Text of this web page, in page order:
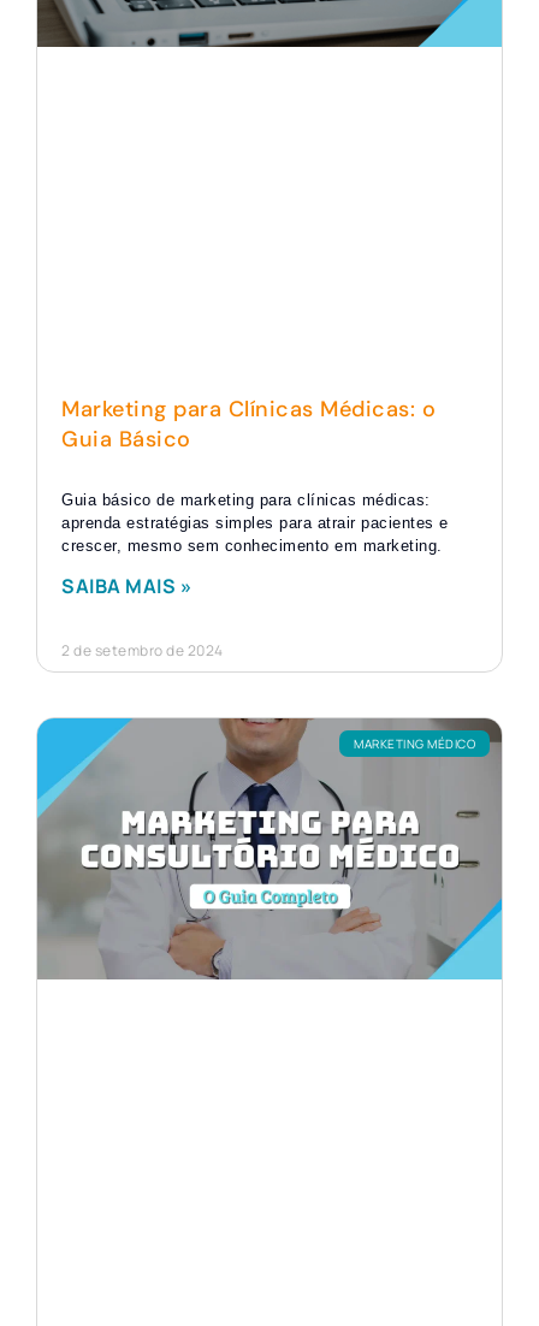
Marketing para Clínicas Médicas: o
Guia Básico
Guia básico de marketing para clínicas médicas:
aprenda estratégias simples para atrair pacientes e
crescer, mesmo sem conhecimento em marketing.
SAIBA MAIS »
2 de setembro de 2024
MARKETING MÉDICO